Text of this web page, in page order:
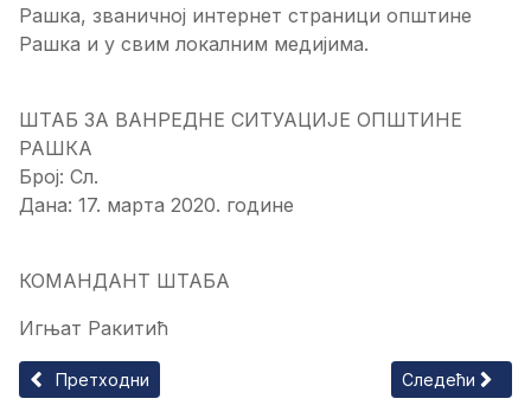
Рашка, званичној интернет страници општине
Рашка и у свим локалним медијима.
ШТАБ ЗА ВАНРЕДНЕ СИТУАЦИЈЕ ОПШТИНЕ
РАШКА
Број: Сл.
Дана: 17. марта 2020. године
КОМАНДАНТ ШТАБА
Игњат Ракитић
Претходни чланак: ЗАКЉУЧАК о ангажовању возила за
Претходни Следећи
Следећи